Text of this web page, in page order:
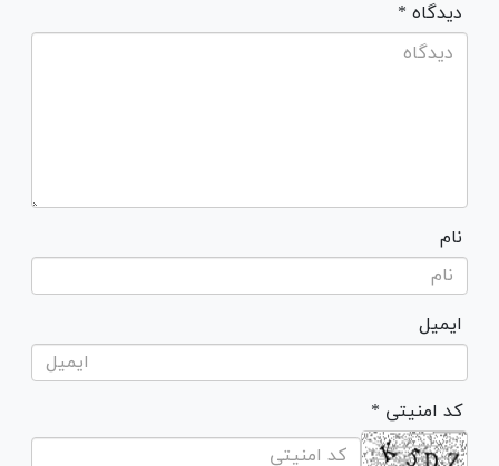
* دیدگاه
نام
ایمیل
* کد امنیتی